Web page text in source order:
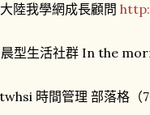
陸我學網成長顧問
型生活社群 In the
時間管理 部落格（